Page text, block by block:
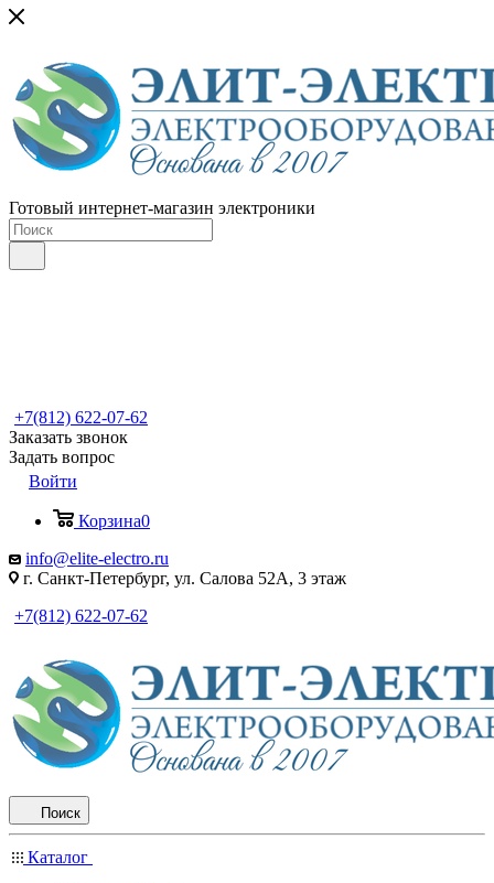
Готовый интернет-магазин электроники
+7(812) 622-07-62
Заказать звонок
Задать вопрос
Войти
Корзина0
info@elite-electro.ru
г. Санкт-Петербург, ул. Салова 52А, 3 этаж
+7(812) 622-07-62
Поиск
Каталог